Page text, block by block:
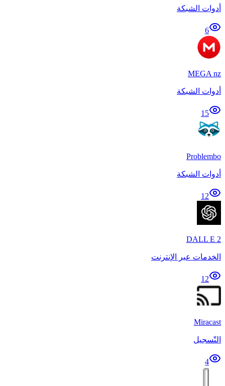
أدوات الشبكة
6
MEGA nz
أدوات الشبكة
15
Problembo
أدوات الشبكة
12
DALL E 2
الخدمات عبر الإنترنت
12
Miracast
التّسجيل
4